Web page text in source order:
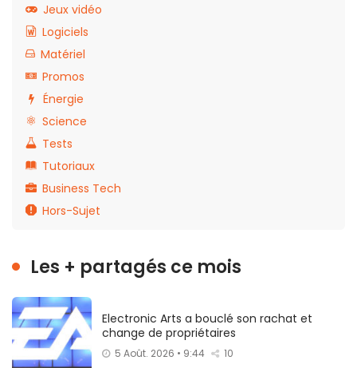
Jeux vidéo
Logiciels
Matériel
Promos
Énergie
Science
Tests
Tutoriaux
Business Tech
Hors-Sujet
Les + partagés ce mois
Electronic Arts a bouclé son rachat et
change de propriétaires
5 Août. 2026 • 9:44 10